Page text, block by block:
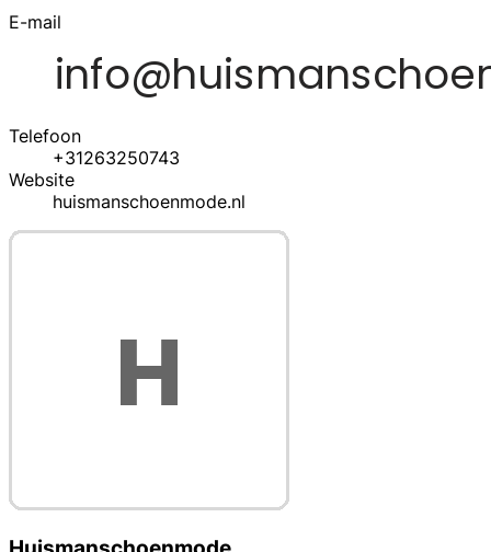
E-mail
Telefoon
+31263250743
Website
huismanschoenmode.nl